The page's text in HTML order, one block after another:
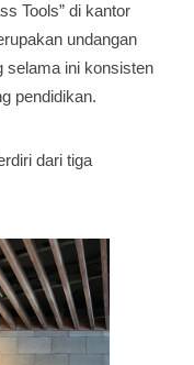
Tools” di kantor
undangan
selama ini konsisten
pendidikan.
dari tiga